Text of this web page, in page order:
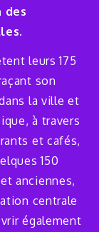
des
leurs 175
son
la ville et
à travers
et cafés,
150
anciennes,
centrale
également